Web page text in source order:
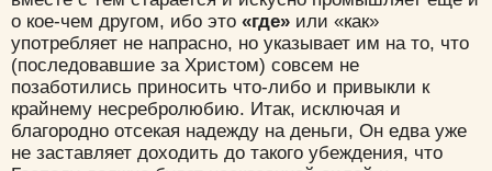
о кое-чем другом, ибо это «где» или «как»
употребляет не напрасно, но указывает им на то, что
(последовавшие за Христом) совсем не
позаботились приносить что-либо и привыкли к
крайнему несребролюбию. Итак, исключая и
благородно отсекая надежду на деньги, Он едва уже
не заставляет доходить до такого убеждения, что